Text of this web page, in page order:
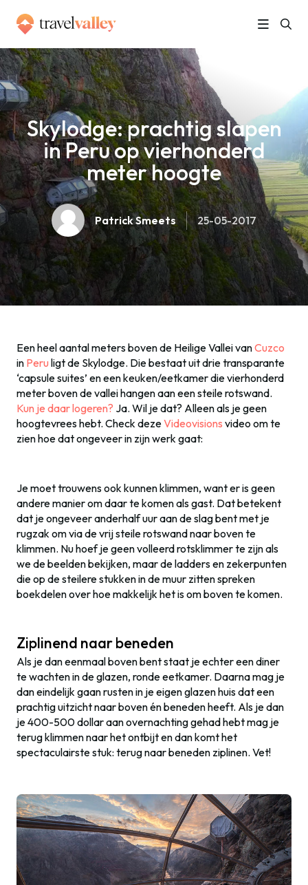
Home » Skylodge: prachtig slapen in Peru op vierhonderd meter hoogte
Skylodge: prachtig slapen
in Peru op vierhonderd
meter hoogte
Patrick Smeets 25-05-2017
Een heel aantal meters boven de Heilige Vallei vanCuzco
in Peru ligt de Skylodge. Die bestaat uit drie transparante
‘capsule suites’ en een keuken/eetkamer die vierhonderd
meter boven de vallei hangen aan een steile rotswand.
Kun je daar logeren? Ja. Wil je dat? Alleen als je geen
hoogtevrees hebt. Check dezeVideovisions video om te
zien hoe dat ongeveer in zijn werk gaat:
Je moet trouwens ook kunnen klimmen, want er is geen
andere manier om daar te komen als gast. Dat betekent
dat je ongeveer anderhalf uur aan de slag bent met je
rugzak om via de vrij steile rotswand naar boven te
klimmen. Nu hoef je geen volleerd rotsklimmer te zijn als
we de beelden bekijken, maar de ladders en zekerpunten
die op de steilere stukken in de muur zitten spreken
boekdelen over hoe makkelijk het is om boven te komen.
Ziplinend naar beneden
Als je dan eenmaal boven bent staat je echter een diner
te wachten in de glazen, ronde eetkamer. Daarna mag je
dan eindelijk gaan rusten in je eigen glazen huis dat een
prachtig uitzicht naar boven én beneden heeft. Als je dan
je 400-500 dollar aan overnachting gehad hebt mag je
terug klimmen naar het ontbijt en dan komt het
spectaculairste stuk: terug naar beneden ziplinen. Vet!